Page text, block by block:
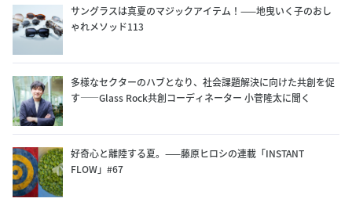
サングラスは真夏のマジックアイテム！——地曳いく子のおし
ゃれメソッド113
多様なセクターのハブとなり、社会課題解決に向けた共創を促
す——Glass Rock共創コーディネーター 小菅隆太に聞く
好奇心と離陸する夏。——藤原ヒロシの連載「INSTANT
FLOW」#67